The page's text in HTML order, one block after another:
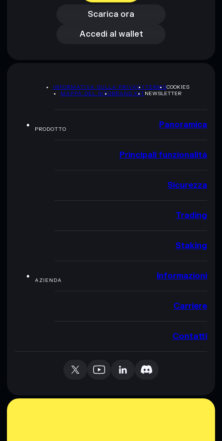
Scarica ora
Accedi al wallet
Accedi al wallet
INFORMATIVA SULLA PRIVACYTERMSCOOKIES
MAPPA DEL SITOBRAND KITNEWSLETTER
PRODOTTO Panoramica
Principali funzionalità
Sicurezza
Trading
Staking
AZIENDA Informazioni
Carriere
Contatti